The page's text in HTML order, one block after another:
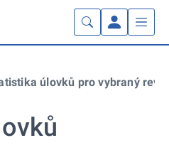
úlovků pro vybraný revír